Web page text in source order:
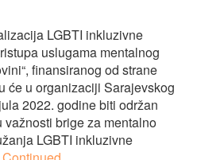
LGBTI inkluzivne
uslugama mentalnog
finansiranog od strane
će u organizaciji Sarajevskog
2022. godine biti održan
brige za mentalno
LGBTI inkluzivne